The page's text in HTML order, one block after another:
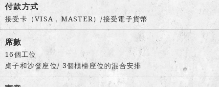
付款方式
接受卡（VISA，MASTER）/接受電子貨幣
席數
16個工位
桌子和沙發座位/ 3個櫃檯座位的混合安排